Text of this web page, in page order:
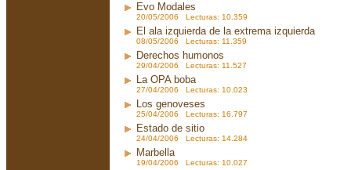
Evo Modales
20/05/2006 Lecturas: 10.359
El ala izquierda de la extrema izquierda
08/05/2006 Lecturas: 11.359
Derechos humonos
29/04/2006 Lecturas: 11.527
La OPA boba
27/04/2006 Lecturas: 10.023
Los genoveses
25/04/2006 Lecturas: 16.797
Estado de sitio
24/04/2006 Lecturas: 14.284
Marbella
19/04/2006 Lecturas: 10.027